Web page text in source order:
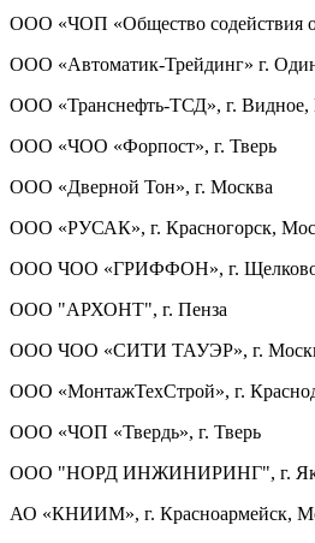
ООО «ЧОП «Общество содействия
ООО «Автоматик-Трейдинг» г.
ООО «Транснефть-ТСД», г. Видное,
ООО «ЧОО «Форпост», г. Тверь
ООО «Дверной Тон», г. Москва
ООО «РУСАК», г. Красногорск,
ООО ЧОО «ГРИФФОН», г. Щелково,
ООО "АРХОНТ", г. Пенза
ООО ЧОО «СИТИ ТАУЭР», г.
ООО «МонтажТехСтрой», г.
ООО «ЧОП «Твердь», г. Тверь
ООО "НОРД ИНЖИНИРИНГ", г.
АО «КНИИМ», г. Красноармейск,